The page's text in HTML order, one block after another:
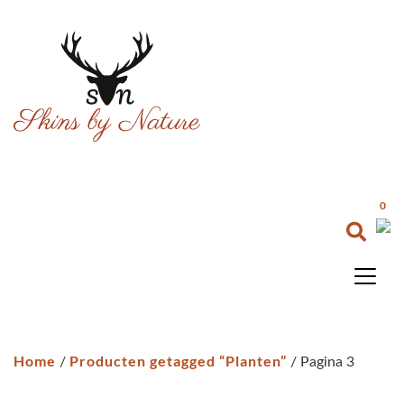
0
Home / Producten getagged “Planten” / Pagina 3